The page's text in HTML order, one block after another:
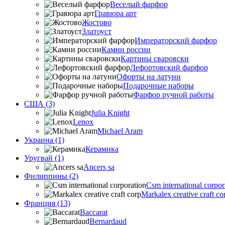
Веселый фарфор
Гравюра арт
Жостово
Златоуст
Императорский фарфор
Камни россии
Картины сваровски
Лефортовский фарфор
Офорты на латуни
Подарочные наборы
Фарфор ручной работы
США (3)
Julia Knight
Lenox
Michael Aram
Украина (1)
Керамика
Уругвай (1)
Ancers sa
Филиппины (2)
Csm international
Markalex creative craft
Франция (13)
Baccarat
Bernardaud